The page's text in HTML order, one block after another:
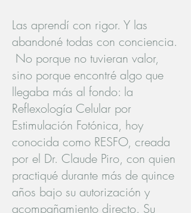
Las aprendí con rigor. Y las
abandoné todas con conciencia.
No porque no tuvieran valor,
sino porque encontré algo que
llegaba más al fondo: la
Reflexología Celular por
Estimulación Fotónica, hoy
conocida como RESFO, creada
por el Dr. Claude Piro, con quien
practiqué durante más de quince
años bajo su autorización y
acompañamiento directo. Su